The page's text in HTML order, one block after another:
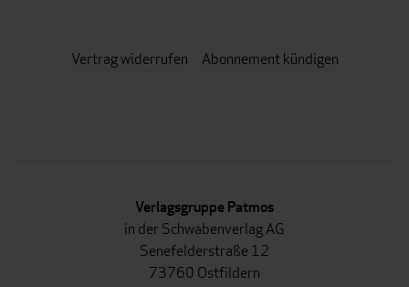
Vertrag widerrufen Abonnement kündigen
Verlagsgruppe Patmos
in der Schwabenverlag AG
Senefelderstraße 12
73760 Ostfildern